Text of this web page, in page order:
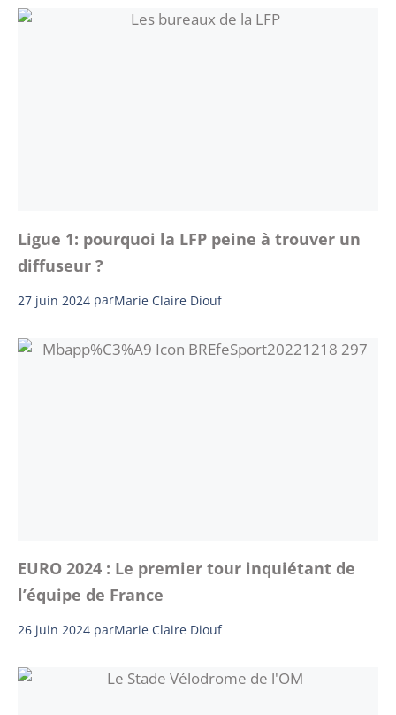
Ligue 1: pourquoi la LFP peine à trouver un
diffuseur ?
27 juin 2024 parMarie Claire Diouf
EURO 2024 : Le premier tour inquiétant de
l’équipe de France
26 juin 2024 parMarie Claire Diouf